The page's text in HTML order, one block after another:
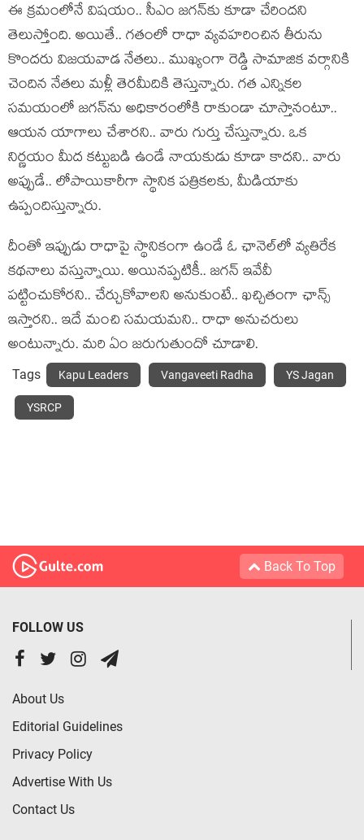
ఈ క్ర‌మంలోనే విష‌యం.. సీఎం జ‌గ‌న్‌కు కూడా చేరింద‌ని
తెలుస్తోంది. అయితే.. గ‌తంలో రాధా వ్య‌వ‌హ‌రించిన తీరును
కొంద‌రు విజ‌య‌వాడ నేత‌లు.. ముఖ్యంగా రెడ్డి సామాజిక వ‌ర్గానికి
చెందిన నేత‌లు మ‌ళ్లీ తెర‌మీదికి తెస్తున్నారు. గ‌త ఎన్నిక‌ల
స‌మ‌యంలో జ‌గ‌న్‌ను అధికారంలోకి రాకుండా చూస్తానంటూ..
ఆయ‌న యాగాలు చేశార‌ని.. వారు గుర్తు చేస్తున్నారు. ఒక
నిర్ణ‌యం మీద క‌ట్టుబ‌డి ఉండే నాయ‌కుడు కూడా కాద‌ని.. వారు
అప్పుడే.. లోపాయికారీగా స్థానిక ప‌త్రిక‌ల‌కు, మీడియాకు
ఉప్పందిస్తున్నారు.
దీంతో ఇప్పుడు రాధాపై స్థానికంగా ఉండే ఓ ఛానెల్‌లో వ్య‌తిరేక
క‌థ‌నాలు వ‌స్తున్నాయి. అయిన‌ప్ప‌టికీ.. జ‌గ‌న్ ఇవేవీ
ప‌ట్టించుకోర‌ని.. చేర్చుకోవాల‌ని అనుకుంటే.. ఖ‌చ్చితంగా ఛాన్స్
ఇస్తార‌ని.. ఇదే మంచి స‌మ‌య‌మ‌ని.. రాధా అనుచ‌రులు
అంటున్నారు. మ‌రి ఏం జ‌రుగుతుందో చూడాలి.
Tags Kapu Leaders Vangaveeti Radha YS Jagan
YSRCP
Back To Top
FOLLOW US
About Us
Editorial Guidelines
Privacy Policy
Advertise With Us
Contact Us